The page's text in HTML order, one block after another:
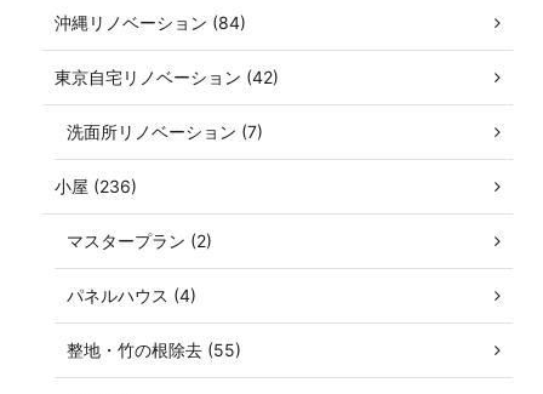
沖縄リノベーション (84)
東京自宅リノベーション (42)
洗面所リノベーション (7)
小屋 (236)
マスタープラン (2)
パネルハウス (4)
整地・竹の根除去 (55)